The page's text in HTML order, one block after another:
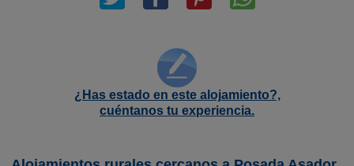
¿Has estado en este alojamiento?,
cuéntanos tu experiencia.